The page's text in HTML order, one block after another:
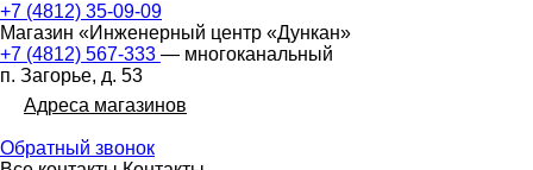
+7 (4812) 35-09-09
Магазин «Инженерный центр «Дункан»
+7 (4812) 567-333 — многоканальный
п. Загорье, д. 53
Адреса магазинов
Обратный звонок